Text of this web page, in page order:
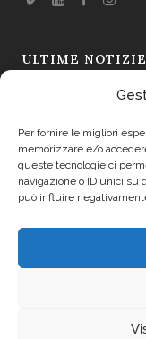
Per fornire le migliori
memorizzare e/o
queste tecnologie ci
navigazione o ID unici su
può influire
ULTIME
Omaggio a Ugo
Il Sapore si Fa
Doc 2025
Trasparenza